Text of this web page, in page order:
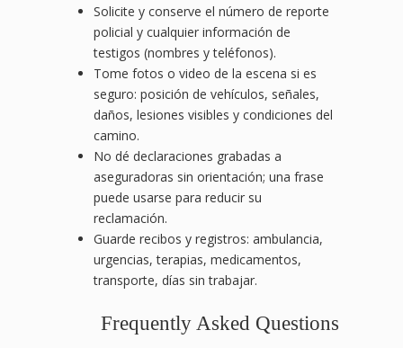
Solicite y conserve el número de reporte
policial y cualquier información de
testigos (nombres y teléfonos).
Tome fotos o video de la escena si es
seguro: posición de vehículos, señales,
daños, lesiones visibles y condiciones del
camino.
No dé declaraciones grabadas a
aseguradoras sin orientación; una frase
puede usarse para reducir su
reclamación.
Guarde recibos y registros: ambulancia,
urgencias, terapias, medicamentos,
transporte, días sin trabajar.
Frequently Asked Questions